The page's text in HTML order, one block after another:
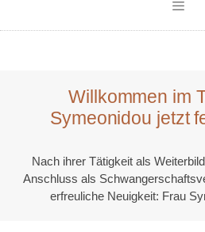
Willkommen im
Symeonidou jetzt
Nach ihrer Tätigkeit als
Anschluss als
erfreuliche Neuigkeit: Frau